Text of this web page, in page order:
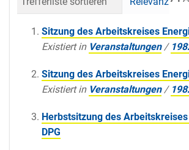
Sitzung des Arbeitskreises
Existiert in Veranstaltungen /
Sitzung des Arbeitskreises
Existiert in Veranstaltungen /
Herbstsitzung des
DPG